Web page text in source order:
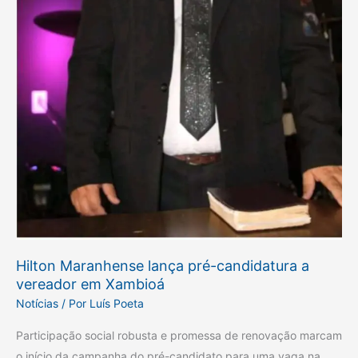
Hilton Maranhense lança pré-candidatura a
vereador em Xambioá
Notícias / Por Luís Poeta
Participação social robusta e promessa de renovação marcam